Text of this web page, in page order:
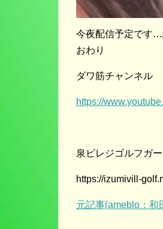
今夜配信予定です
おわり
ダワ筋チャンネル
https://
泉ビレジゴルフガ
https://izumivill-
元記事(ameblo：和